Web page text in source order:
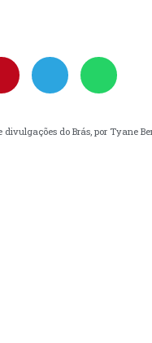
do Brás, por Tyane